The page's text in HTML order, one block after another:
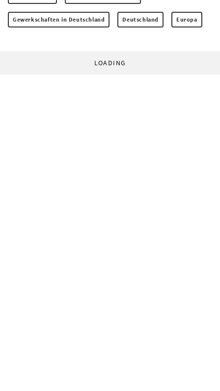
Gewerkschaften in Deutschland Deutschland Europa
LOADING